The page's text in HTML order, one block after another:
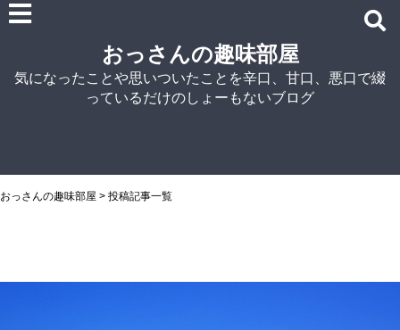
車関連の記事
パソコン関連
自宅でラーメン
NISSIN
おっさんの趣味部屋
気になったことや思いついたことを辛口、甘口、悪口で綴
っているだけのしょーもないブログ
おっさんの趣味部屋 > 投稿記事一覧